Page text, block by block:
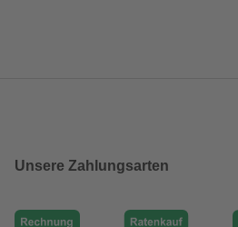
Unsere Zahlungsarten